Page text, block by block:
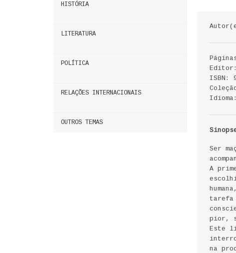
HISTÓRIA
LITERATURA
POLÍTICA
RELAÇÕES INTERNACIONAIS
OUTROS TEMAS
Editor:
ISBN:
Ser
A
tarefa
pior,
Este
na